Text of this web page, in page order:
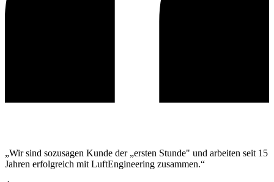
„Wir sind sozusagen Kunde der „ersten Stunde" und arbeiten seit 15
Jahren erfolgreich mit LuftEngineering zusammen.“